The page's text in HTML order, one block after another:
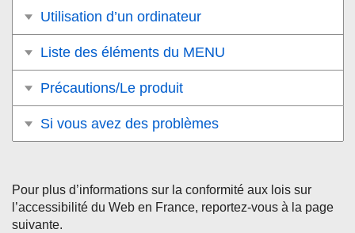
Utilisation d’un ordinateur
Liste des éléments du MENU
Précautions/Le produit
Si vous avez des problèmes
Pour plus d’informations sur la conformité aux lois sur
l’accessibilité du Web en France, reportez-vous à la page
suivante.